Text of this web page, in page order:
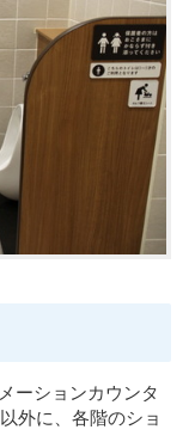
ーションカウンタ
外に、各階のショ